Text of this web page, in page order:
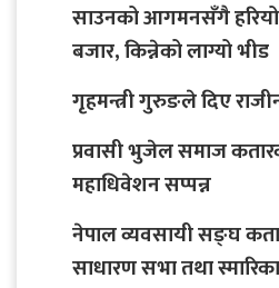
साउनको आगमनसँगै
बजार, किन्नेको लाग्यो भीड
गृहमन्त्री गुरुङले दिए
प्रवासी भुजेल समाज
महाधिवेशन सप्पन्न
नेपाल व्यवसायी सङ्घ
साधारण सभा तथा